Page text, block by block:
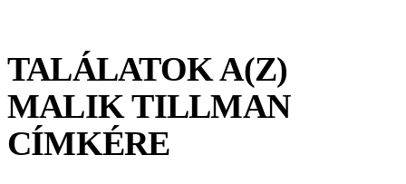
TALÁLATOK A(Z)
MALIK TILLMAN
CÍMKÉRE